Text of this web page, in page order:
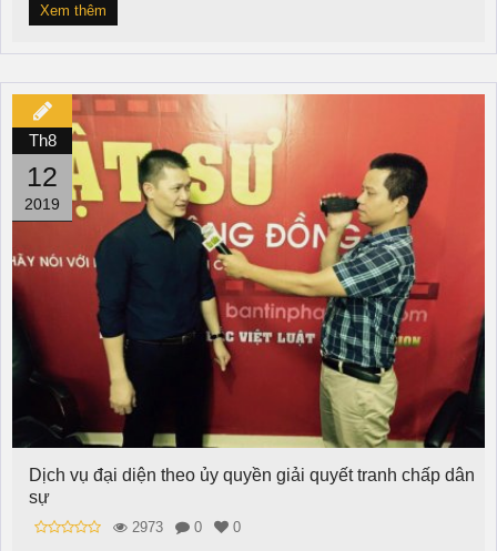
Xem thêm
Th8
12
2019
Dịch vụ đại diện theo ủy quyền giải quyết tranh chấp dân
sự
2973 0
0